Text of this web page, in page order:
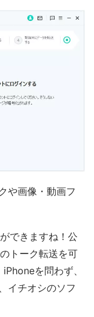
や画像・動画フ
できますね！公
トーク転送を可
を問わず、
イチオシのソフ